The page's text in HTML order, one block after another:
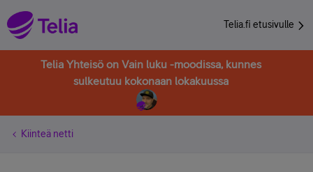
Telia.fi etusivulle
Telia Yhteisö on Vain luku -moodissa, kunnes
sulkeutuu kokonaan lokakuussa
Kiinteä netti